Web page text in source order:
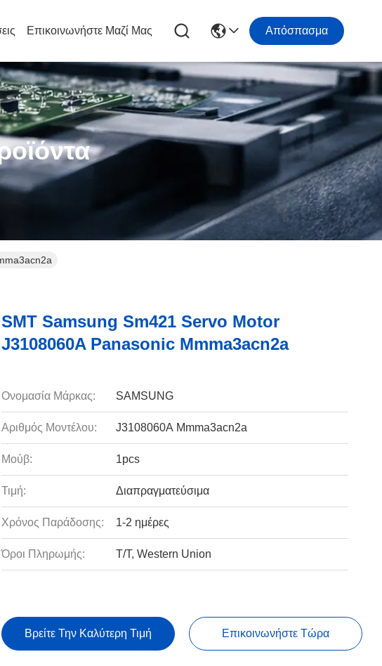
Επικοινωνήστε Μαζί Μας Απόσπασμα
SMT Samsung Sm421 Servo Motor
J3108060A Panasonic Mmma3acn2a
Ονομασία Μάρκας: SAMSUNG
Αριθμός Μοντέλου: J3108060A Mmma3acn2a
Μούβ: 1pcs
Τιμή: Διαπραγματεύσιμα
Χρόνος Παράδοσης: 1-2 ημέρες
Όροι Πληρωμής: T/T, Western Union
Βρείτε Την Καλύτερη Τιμή Επικοινωνήστε Τώρα